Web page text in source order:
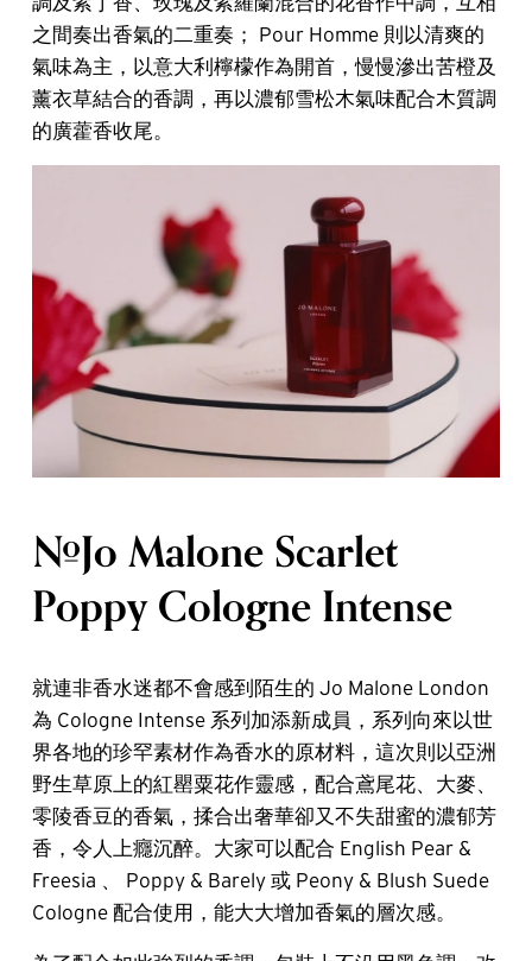
之間奏出香氣的二重奏； Pour Homme 則以清爽的
氣味為主，以意大利檸檬作為開首，慢慢滲出苦橙及
薰衣草結合的香調，再以濃郁雪松木氣味配合木質調
的廣藿香收尾。
#Jo Malone Scarlet
Poppy Cologne Intense
就連非香水迷都不會感到陌生的 Jo Malone London
為 Cologne Intense 系列加添新成員，系列向來以世
界各地的珍罕素材作為香水的原材料，這次則以亞洲
野生草原上的紅罌粟花作靈感，配合鳶尾花、大麥、
零陵香豆的香氣，揉合出奢華卻又不失甜蜜的濃郁芳
香，令人上癮沉醉。大家可以配合 English Pear &
Freesia 、 Poppy & Barely 或 Peony & Blush Suede
Cologne 配合使用，能大大增加香氣的層次感。